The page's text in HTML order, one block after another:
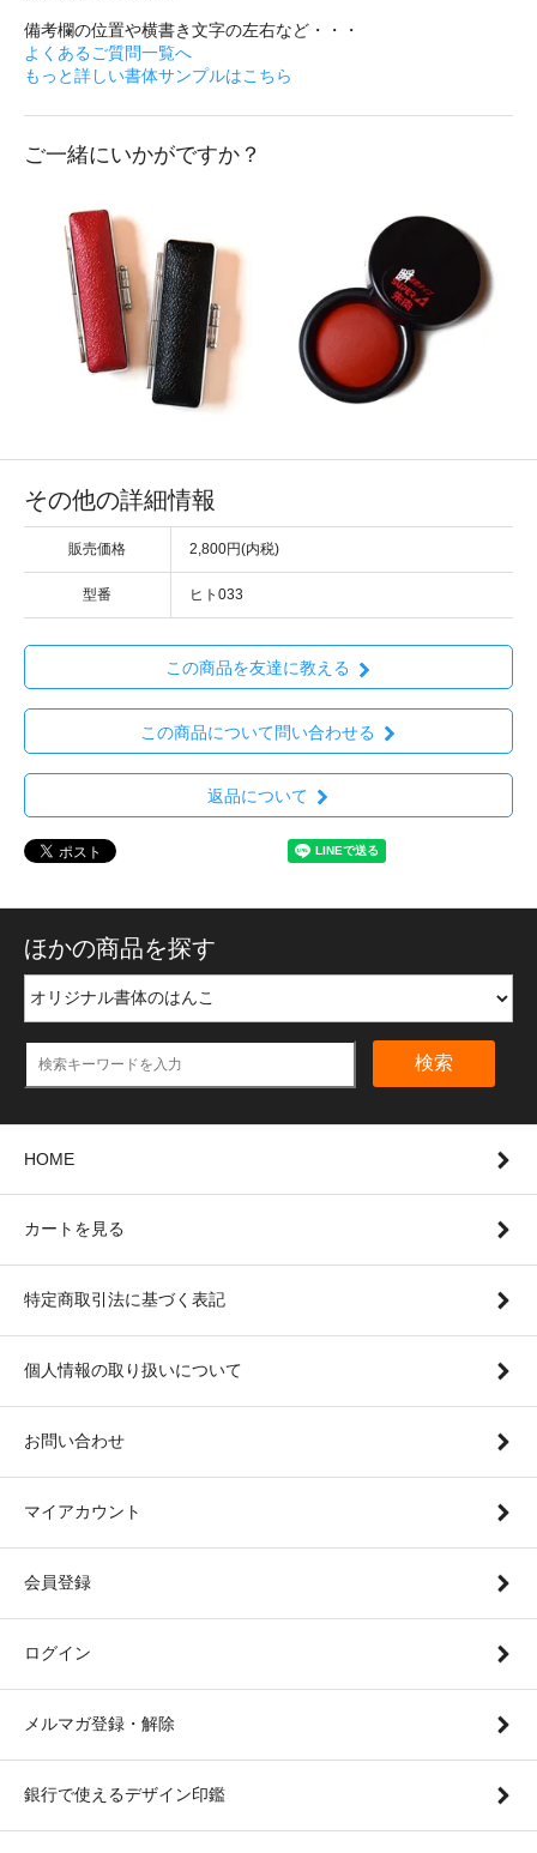
備考欄の位置や横書き文字の左右など・・・
よくあるご質問一覧へ
もっと詳しい書体サンプルはこちら
ご一緒にいかがですか？
その他の詳細情報
販売価格 2,800円(内税)
型番 ヒト033
この商品を友達に教える
この商品について問い合わせる
返品について
ほかの商品を探す
検索
HOME
カートを見る
特定商取引法に基づく表記
個人情報の取り扱いについて
お問い合わせ
マイアカウント
会員登録
ログイン
メルマガ登録・解除
銀行で使えるデザイン印鑑